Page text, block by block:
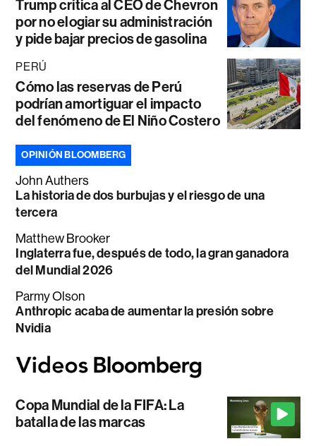
Trump critica al CEO de Chevron
por no elogiar su administración
y pide bajar precios de gasolina
PERÚ
Cómo las reservas de Perú
podrían amortiguar el impacto
del fenómeno de El Niño Costero
OPINIÓN BLOOMBERG
John Authers
La historia de dos burbujas y el riesgo de una
tercera
Matthew Brooker
Inglaterra fue, después de todo, la gran ganadora
del Mundial 2026
Parmy Olson
Anthropic acaba de aumentar la presión sobre
Nvidia
Copa Mundial de la FIFA: La
batalla de las marcas